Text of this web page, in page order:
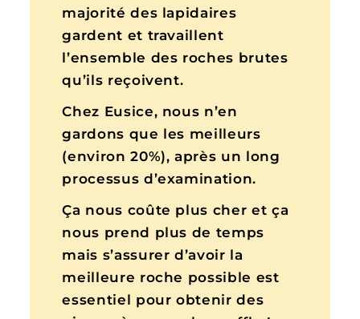
majorité des lapidaires
gardent et travaillent
l’ensemble des roches brutes
qu’ils reçoivent.
Chez Eusice, nous n’en
gardons que les meilleurs
(environ 20%), après un long
processus d’examination.
Ça nous coûte plus cher et ça
nous prend plus de temps
mais s’assurer d’avoir la
meilleure roche possible est
essentiel pour obtenir des